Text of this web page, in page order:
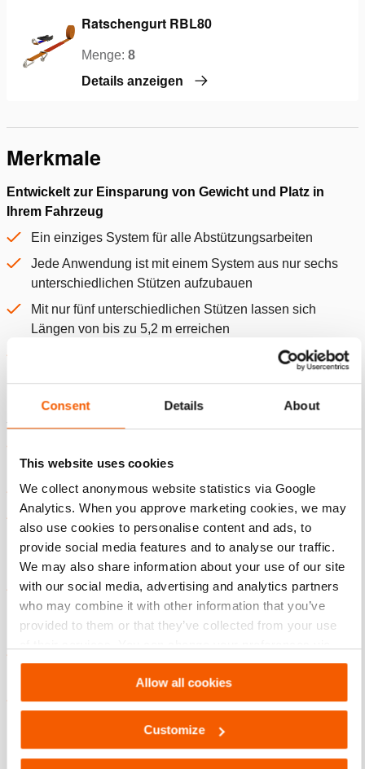
Consent Details About
This website uses cookies
We collect anonymous website statistics via Google
Analytics. When you approve marketing cookies, we may
also use cookies to personalise content and ads, to
provide social media features and to analyse our traffic.
We may also share information about your use of our site
with our social media, advertising and analytics partners
who may combine it with other information that you’ve
provided to them or that they’ve collected from your use
Settings. See ourcookiestatement.
Allow all cookies
Customize
Ratschengurt RBL80
Menge: 8
Details anzeigen
Merkmale
Entwickelt zur Einsparung von Gewicht und Platz in
Ihrem Fahrzeug
Ein einziges System für alle Abstützungsarbeiten
Jede Anwendung ist mit einem System aus nur sechs
unterschiedlichen Stützen aufzubauen
Mit nur fünf unterschiedlichen Stützen lassen sich
Längen von bis zu 5,2 m erreichen
Keine Verlängerungsstücke mit festgelegter Länge
Schneller und einfacher Aufbau
Kupplung an jede andere Stütze angeschlossen werden
Jedes Zubehörteil passt an beide Ende aller Stützen
Keine genauen Maße erforderlich – Zwei verbundene
Stützen bieten Ihnen den doppelten Kolbenweg
Maximale Sicherheit
Alle Stützenkombinationen sind zugelassen und sicher –
Mit der patentierten Trident-Kupplung können Sie
maximal zwei Stützen miteinander verbinden
Holmatro hat OmniShore anhand von Testkriterien
der US-amerikanischen Katastrophenschutzbehörde
FEMA verwendet werden, um ähnliche Stützsysteme zu